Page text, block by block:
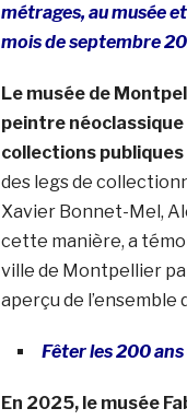
métrages, au musée
mois de septembre
Le musée de
peintre
collections
des legs de
Xavier Bonnet-Mel,
cette manière, a
ville de Montpellier
aperçu de l’ensemble
Fêter les 200 ans
En 2025, le musée